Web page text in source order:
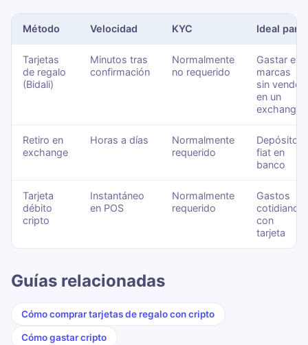
Método Velocidad KYC Ideal para
Tarjetas
de regalo
(Bidali)
Minutos tras
confirmación
Normalmente
no requerido
Gastar en
marcas
sin vender
en un
exchange
Retiro en
exchange
Horas a días
Normalmente
requerido
Depósitos
fiat en
banco
Tarjeta
débito
cripto
Instantáneo
en POS
Normalmente
requerido
Gastos
cotidianos
con
tarjeta
Guías relacionadas
Cómo comprar tarjetas de regalo con cripto
Cómo gastar cripto